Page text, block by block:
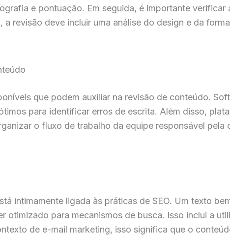
e pontuação. Em seguida, é importante
a revisão deve incluir uma análise do design e da
que podem auxiliar na revisão de conteúdo.
para identificar erros de escrita. Além disso,
o fluxo de trabalho da equipe responsável
intimamente ligada às práticas de SEO. Um texto
otimizado para mecanismos de busca. Isso inclui a
de e-mail marketing, isso significa que o